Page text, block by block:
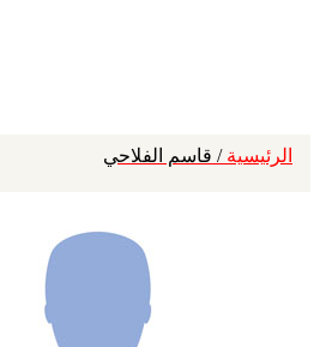
الرئيسية / قاسم الفلاحي